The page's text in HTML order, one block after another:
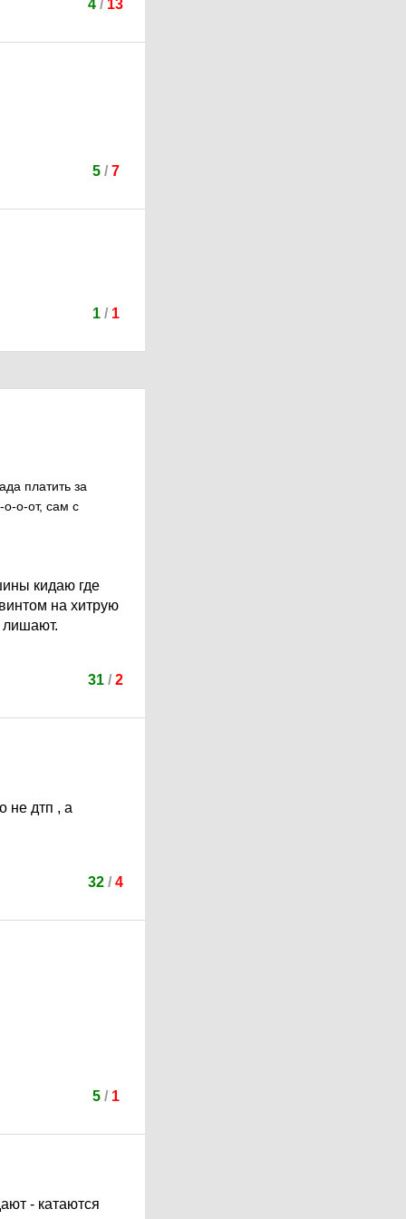
4 / 13
5/ 7
1/ 1
платить за
о-от, сам с
кидаю где
на хитрую
лишают.
31 / 2
не дтп , а
32 / 4
5/ 1
- катаются